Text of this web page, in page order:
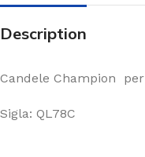
Description
Candele Champion
Sigla: QL78C